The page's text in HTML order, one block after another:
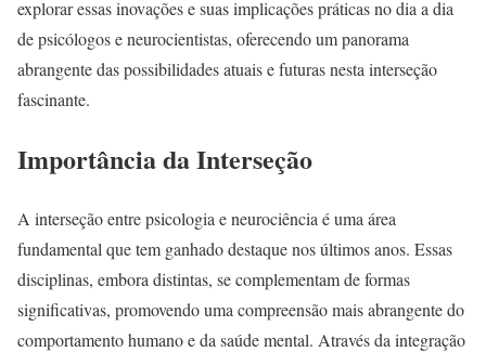
explorar essas inovações e suas implicações práticas no dia a dia
de psicólogos e neurocientistas, oferecendo um panorama
abrangente das possibilidades atuais e futuras nesta interseção
fascinante.
Importância da Interseção
A interseção entre psicologia e neurociência é uma área
fundamental que tem ganhado destaque nos últimos anos. Essas
disciplinas, embora distintas, se complementam de formas
significativas, promovendo uma compreensão mais abrangente do
comportamento humano e da saúde mental. Através da integração